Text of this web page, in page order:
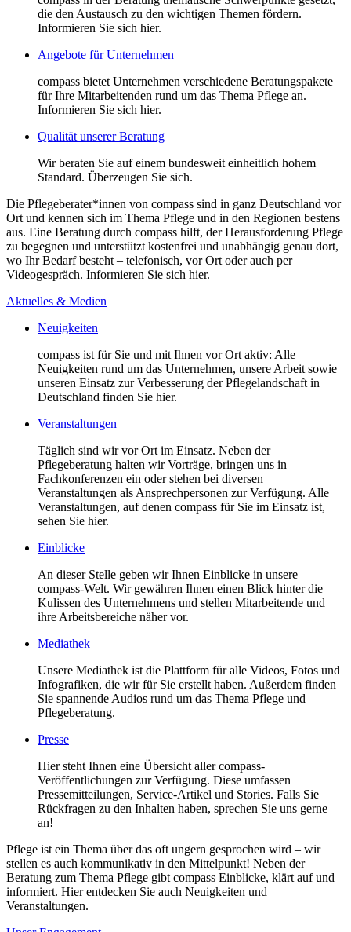
die den Austausch zu den wichtigen Themen fördern.
Informieren Sie sich hier.
Angebote für Unternehmen
compass bietet Unternehmen verschiedene Beratungspakete
für Ihre Mitarbeitenden rund um das Thema Pflege an.
Informieren Sie sich hier.
Qualität unserer Beratung
Wir beraten Sie auf einem bundesweit einheitlich hohem
Standard. Überzeugen Sie sich.
Die Pflegeberater*innen von compass sind in ganz Deutschland vor
Ort und kennen sich im Thema Pflege und in den Regionen bestens
aus. Eine Beratung durch compass hilft, der Herausforderung Pflege
zu begegnen und unterstützt kostenfrei und unabhängig genau dort,
wo Ihr Bedarf besteht – telefonisch, vor Ort oder auch per
Videogespräch. Informieren Sie sich hier.
Aktuelles & Medien
Neuigkeiten
compass ist für Sie und mit Ihnen vor Ort aktiv: Alle
Neuigkeiten rund um das Unternehmen, unsere Arbeit sowie
unseren Einsatz zur Verbesserung der Pflegelandschaft in
Deutschland finden Sie hier.
Veranstaltungen
Täglich sind wir vor Ort im Einsatz. Neben der
Pflegeberatung halten wir Vorträge, bringen uns in
Fachkonferenzen ein oder stehen bei diversen
Veranstaltungen als Ansprechpersonen zur Verfügung. Alle
Veranstaltungen, auf denen compass für Sie im Einsatz ist,
sehen Sie hier.
Einblicke
An dieser Stelle geben wir Ihnen Einblicke in unsere
compass-Welt. Wir gewähren Ihnen einen Blick hinter die
Kulissen des Unternehmens und stellen Mitarbeitende und
ihre Arbeitsbereiche näher vor.
Mediathek
Unsere Mediathek ist die Plattform für alle Videos, Fotos und
Infografiken, die wir für Sie erstellt haben. Außerdem finden
Sie spannende Audios rund um das Thema Pflege und
Pflegeberatung.
Presse
Hier steht Ihnen eine Übersicht aller compass-
Veröffentlichungen zur Verfügung. Diese umfassen
Pressemitteilungen, Service-Artikel und Stories. Falls Sie
Rückfragen zu den Inhalten haben, sprechen Sie uns gerne
an!
Pflege ist ein Thema über das oft ungern gesprochen wird – wir
stellen es auch kommunikativ in den Mittelpunkt! Neben der
Beratung zum Thema Pflege gibt compass Einblicke, klärt auf und
informiert. Hier entdecken Sie auch Neuigkeiten und
Veranstaltungen.